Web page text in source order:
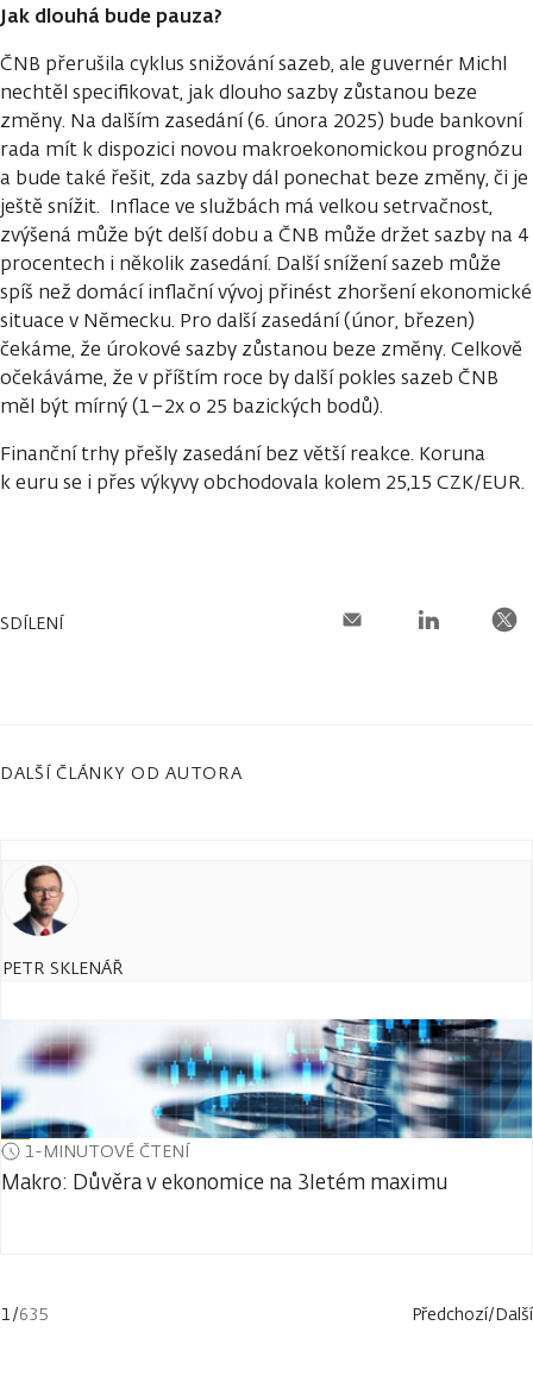
Jak dlouhá bude pauza?
ČNB přerušila cyklus snižování sazeb, ale guvernér Michl
nechtěl specifikovat, jak dlouho sazby zůstanou beze
změny. Na dalším zasedání (6. února 2025) bude bankovní
rada mít k dispozici novou makroekonomickou prognózu
a bude také řešit, zda sazby dál ponechat beze změny, či je
ještě snížit. Inflace ve službách má velkou setrvačnost,
zvýšená může být delší dobu a ČNB může držet sazby na 4
procentech i několik zasedání. Další snížení sazeb může
spíš než domácí inflační vývoj přinést zhoršení ekonomické
situace v Německu. Pro další zasedání (únor, březen)
čekáme, že úrokové sazby zůstanou beze změny. Celkově
očekáváme, že v příštím roce by další pokles sazeb ČNB
měl být mírný (1–2x o 25 bazických bodů).
Finanční trhy přešly zasedání bez větší reakce. Koruna
k euru se i přes výkyvy obchodovala kolem 25,15 CZK/EUR.
SDÍLENÍ
DALŠÍ ČLÁNKY OD AUTORA
PETR SKLENÁŘ
1-MINUTOVÉ ČTENÍ
Makro: Důvěra v ekonomice na 3letém maximu
1/635 Předchozí/Další